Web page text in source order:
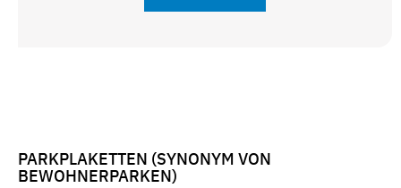
PARKPLAKETTEN (SYNONYM VON
BEWOHNERPARKEN)